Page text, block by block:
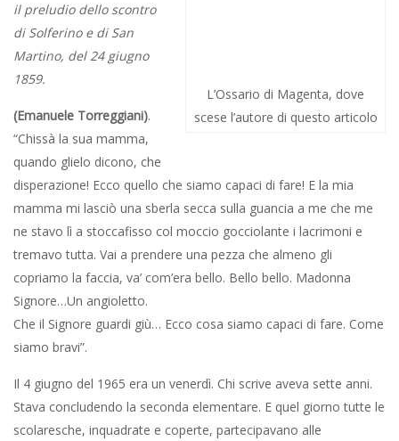
seguiva il Sindaco, il Console Francese, autorità militari in
rappresentanza, i reduci delle Prima Guerra, quella Grande, tutte
le scolaresche, i maschietti in casacca blu e le femmine in
grembiule bianco, le maestre che avevano distribuito ad ogni
alunno una bandierina italiana o francese, ancora di stoffa a
seta, che poi si sarebbe riconsegnata per l’anno successivo, i
indimenticabili, per chi scrive, Amadio e Castiglioni, alti e
impettiti e severissimi, che sembravano giganti, ma buoni, buoni
come il pane. Quel pane di cui scrive, a chiusura del suo sommo
romanzo, “Vita e Destino”, Vasilij Grossman; se qualcuno è colto
da curiosità lo legga non avrà a pentirsene. Ma sia.
Dunque, era un venerdì quel 4 giugno e avevo sette anni. Finita
la messa parlava il sindaco, il console francese, poi in parata la
Fanfara dei Bersaglieri mentre il popolo, schierato ai lati lungo la
sventolanti. Al mezzodì si rientrava in aula, eccitatissimi dalle
trombe che ci rimbombavano in testa e quindi nel cuore, per la